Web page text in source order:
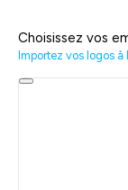
Choisissez vos
Importez vos logos